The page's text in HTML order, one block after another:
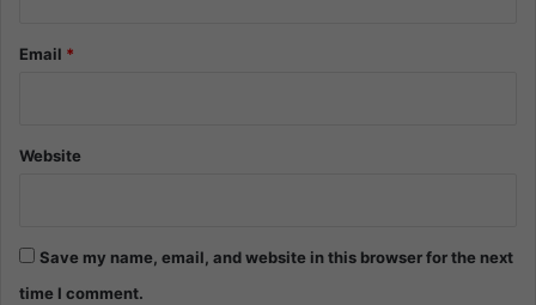
Email *
Website
Save my name, email, and website in this browser for the next
time I comment.